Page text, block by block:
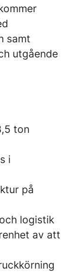
samt
utgående
ton
i
på
logistik
av att